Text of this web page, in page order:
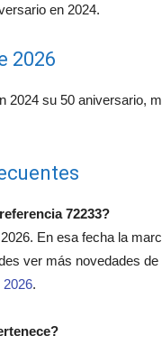
en 2024.
2026
2024 su 50 aniversario,
72233?
En esa fecha la
ver más novedades de
2026.